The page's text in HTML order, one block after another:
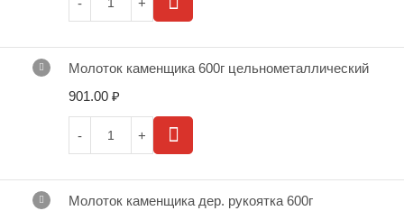
Молоток каменщика 600г цельнометаллический
901.00 ₽
Молоток каменщика дер. рукоятка 600г